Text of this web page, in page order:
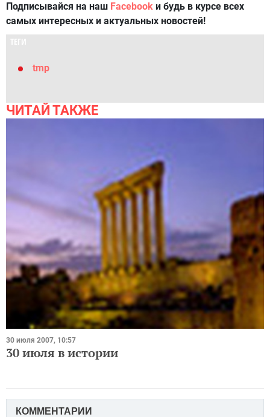
Подписывайся на наш Facebook и будь в курсе всех
самых интересных и актуальных новостей!
ТЕГИ
tmp
ЧИТАЙ ТАКЖЕ
30 июля 2007, 10:57
30 июля в истории
КОММЕНТАРИИ